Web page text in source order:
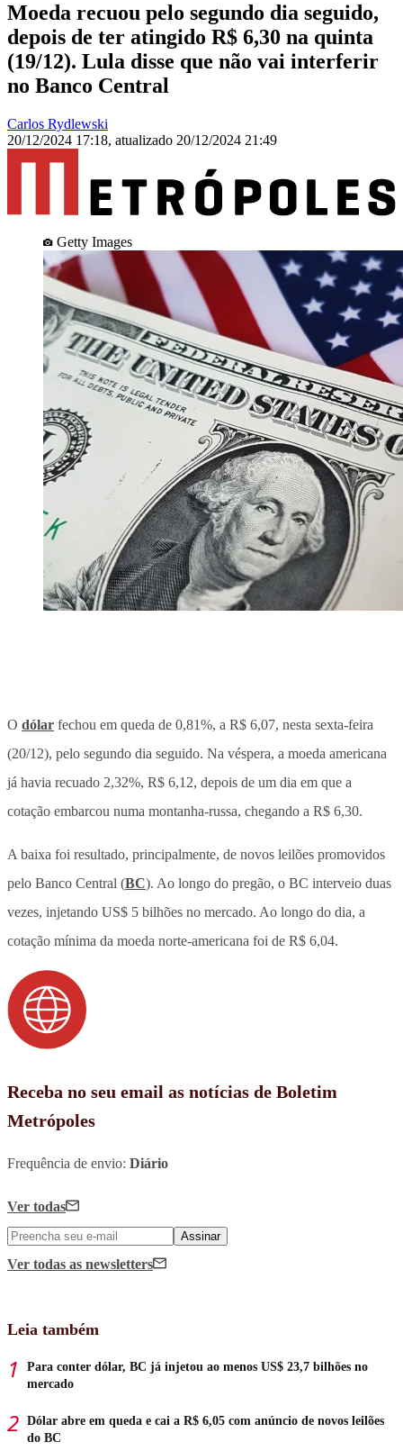
Moeda recuou pelo segundo dia seguido,
depois de ter atingido R$ 6,30 na quinta
(19/12). Lula disse que não vai interferir
no Banco Central
Carlos Rydlewski
20/12/2024 17:18, atualizado 20/12/2024 21:49
Getty Images
O dólar fechou em queda de 0,81%, a R$ 6,07, nesta sexta-feira
(20/12), pelo segundo dia seguido. Na véspera, a moeda americana
já havia recuado 2,32%, R$ 6,12, depois de um dia em que a
cotação embarcou numa montanha-russa, chegando a R$ 6,30.
A baixa foi resultado, principalmente, de novos leilões promovidos
pelo Banco Central (BC). Ao longo do pregão, o BC interveio duas
vezes, injetando US$ 5 bilhões no mercado. Ao longo do dia, a
cotação mínima da moeda norte-americana foi de R$ 6,04.
Receba no seu email as notícias de Boletim
Metrópoles
Frequência de envio: Diário
Ver todas
Assinar
Ver todas as newsletters
Leia também
Para conter dólar, BC já injetou ao menos US$ 23,7 bilhões no
mercado
Dólar abre em queda e cai a R$ 6,05 com anúncio de novos leilões
do BC